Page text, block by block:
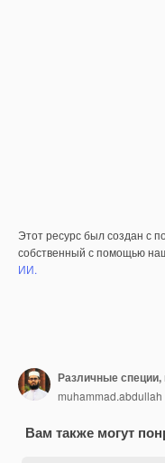
Этот ресурс был создан с
собственный с помощью
ИИ.
Различные
muhammad.abdullah
Вам также могут